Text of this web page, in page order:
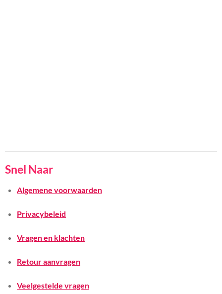
Snel Naar
Algemene voorwaarden
Privacybeleid
Vragen en klachten
Retour aanvragen
Veelgestelde vragen